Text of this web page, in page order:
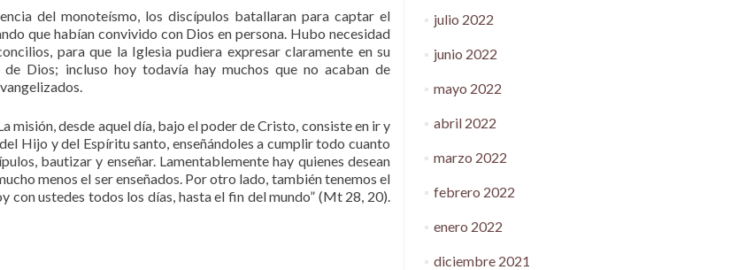
del monoteísmo, los discípulos batallaran para captar el
que habían convivido con Dios en persona. Hubo necesidad
para que la Iglesia pudiera expresar claramente en su
Dios; incluso hoy todavía hay muchos que no acaban de
misión, desde aquel día, bajo el poder de Cristo, consiste en ir y
Hijo y del Espíritu santo, enseñándoles a cumplir todo cuanto
bautizar y enseñar. Lamentablemente hay quienes desean
menos el ser enseñados. Por otro lado, también tenemos el
con ustedes todos los días, hasta el fin del mundo” (Mt 28, 20).
julio 2022
junio 2022
mayo 2022
abril 2022
marzo 2022
febrero 2022
enero 2022
diciembre 2021